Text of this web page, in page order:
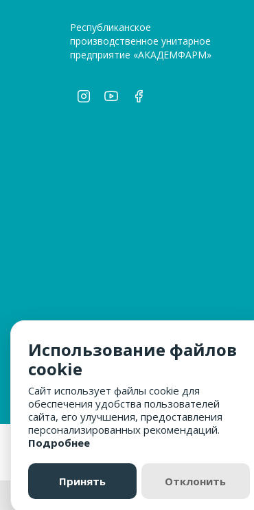
Республиканское
производственное унитарное
предприятие «АКАДЕМФАРМ»
Использование файлов
cookie
Сайт использует файлы cookie для
обеспечения удобства пользователей
сайта, его улучшения, предоставления
персонализированных рекомендаций.
Подробнее
Принять Отклонить